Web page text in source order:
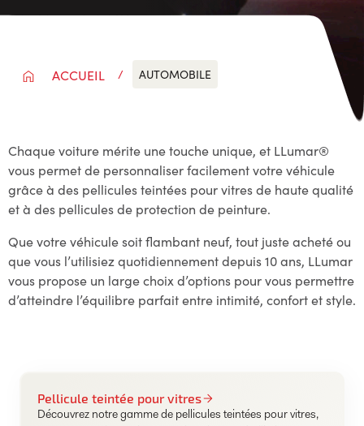
ACCUEIL AUTOMOBILE
Chaque voiture mérite une touche unique, et LLumar®
vous permet de personnaliser facilement votre véhicule
grâce à des pellicules teintées pour vitres de haute qualité
et à des pellicules de protection de peinture.
Que votre véhicule soit flambant neuf, tout juste acheté ou
que vous l’utilisiez quotidiennement depuis 10 ans, LLumar
vous propose un large choix d’options pour vous permettre
d’atteindre l’équilibre parfait entre intimité, confort et style.
Pellicule teintée pour vitres
Découvrez notre gamme de pellicules teintées pour vitres,